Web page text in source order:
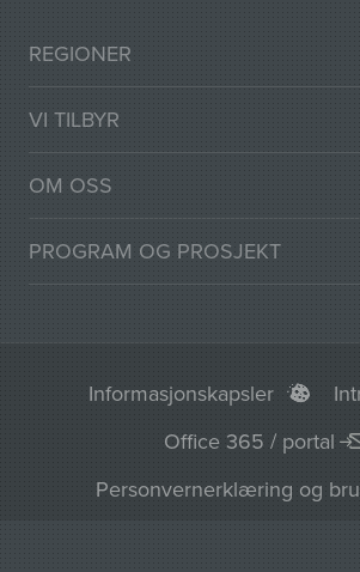
REGIONER
VI TILBYR
OM OSS
PROGRAM OG PROSJEKT
Informasjonskapsler
Office 365 / portal
Personvernerklæring og